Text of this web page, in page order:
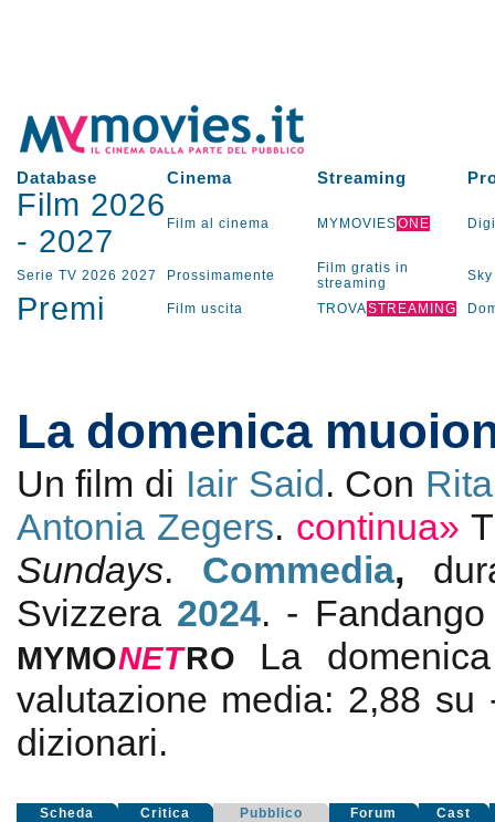
Database Cinema Streaming
Film 2026
- 2027 Film al cinema MYMOVIESONE
Serie TV 2026 2027 Prossimamente
Film gratis in
streaming
Sky
Premi Film uscita TROVASTREAMING
La domenica
Un film di Iair Said. Con
Antonia Zegers. continua»
Sundays. Commedia,
Svizzera 2024. -
MYMONETRO
La
valutazione media: 2,88 su
dizionari.
Scheda Critica Pubblico Forum Cast